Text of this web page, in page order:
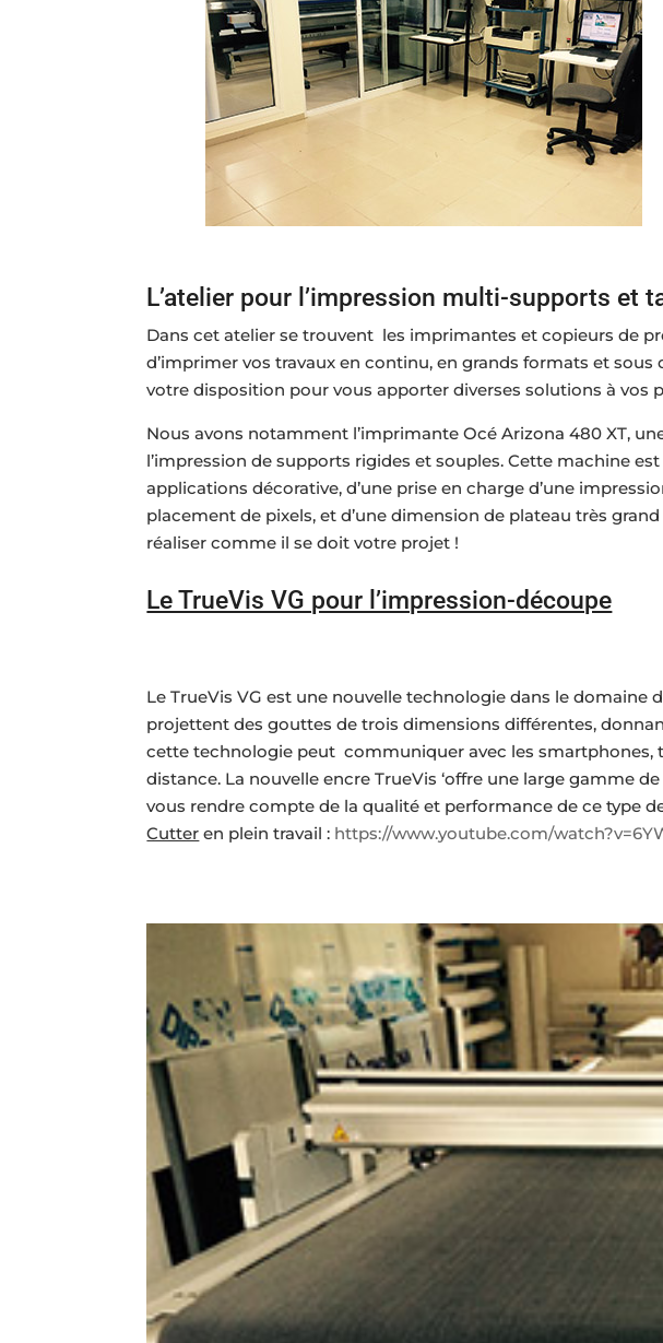
L’atelier pour l’impression multi-supports et
Dans cet atelier se trouvent les imprimantes et copieurs de
d’imprimer vos travaux en continu, en grands formats et
votre disposition pour vous apporter diverses solutions à vos
Nous avons notamment l’imprimante Océ Arizona 480 XT,
l’impression de supports rigides et souples. Cette machine
applications décorative, d’une prise en charge d’une
placement de pixels, et d’une dimension de plateau très
réaliser comme il se doit votre projet !
Le TrueVis VG pour l’impression-découpe
Le TrueVis VG est une nouvelle technologie dans le domaine
projettent des gouttes de trois dimensions différentes,
cette technologie peut communiquer avec les
distance. La nouvelle encre TrueVis ‘offre une large gamme
vous rendre compte de la qualité et performance de ce type
Cutter en plein travail : https://www.youtube.com/